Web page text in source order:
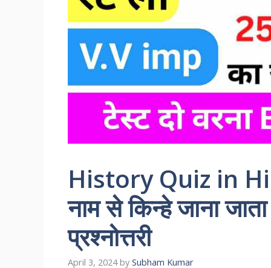
History Quiz in
नाम से किन्हे जाना
प्रश्नोत्तरी
April 3, 2024 by Subham Kumar